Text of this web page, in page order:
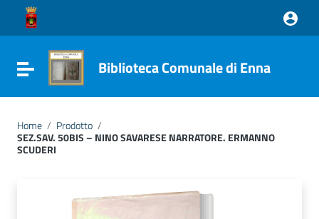
Vai ai contenuti
Vai al menu di navigazione
Vai al footer
Attiva / disattiva la navigazione
Biblioteca Comunale di Enna
Home / Prodotto /
SEZ.SAV. 50BIS – NINO SAVARESE NARRATORE. ERMANNO
SCUDERI